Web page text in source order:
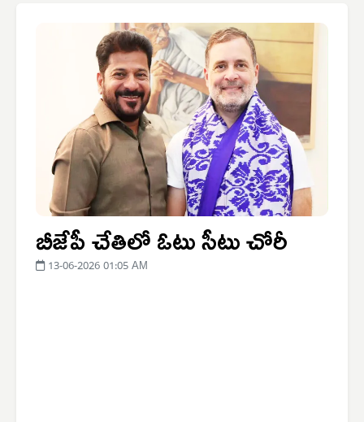
బీజేపీ చేతిలో ఓటు సీటు చోరీ
13-06-2026 01:05 AM